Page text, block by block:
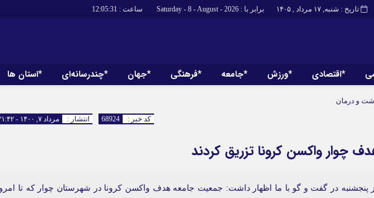
تاریخ : شنبه, ۱۷ مرداد , ۱۴۰۵ برابر با : Saturday - 8 - August - 2026 ساعت : 12:05:32
*اقتصادی *ورزش *جامعه *فرهنگی *جهان *چندرسانه‌ای *استان ها
آخرین اخبار
مجلس
احزاب و تشکلها
بانک ها
اخبار بورس
و درمان
انتشار : مرداد ۷, ۱۴۰۰ - ۲۱:۴۲ کد خبر : 68924
پنجشنبه در گفت و گو با ما اظهار داشت: جمعیت جامعه هدف واکسن کرونا در شهرستان چوار که تا